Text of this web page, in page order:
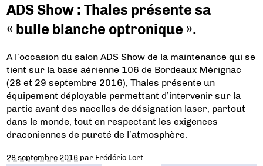
ADS Show : Thales présente sa
« bulle blanche optronique ».
A l’occasion du salon ADS Show de la maintenance qui se
tient sur la base aérienne 106 de Bordeaux Mérignac
(28 et 29 septembre 2016), Thales présente un
équipement déployable permettant d’intervenir sur la
partie avant des nacelles de désignation laser, partout
dans le monde, tout en respectant les exigences
draconiennes de pureté de l’atmosphère.
28 septembre 2016 par Frédéric Lert